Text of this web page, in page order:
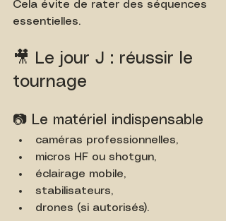
Cela évite de rater des séquences
essentielles.
🎥 Le jour J : réussir le
tournage
📷 Le matériel indispensable
caméras professionnelles,
micros HF ou shotgun,
éclairage mobile,
stabilisateurs,
drones (si autorisés).